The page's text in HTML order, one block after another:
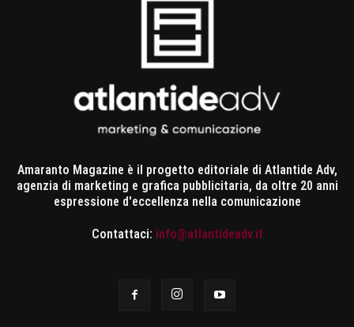
Amaranto Magazine è il progetto editoriale di Atlantide Adv,
agenzia di marketing e grafica pubblicitaria, da oltre 20 anni
espressione d'eccellenza nella comunicazione
Contattaci: info@atlantideadv.it